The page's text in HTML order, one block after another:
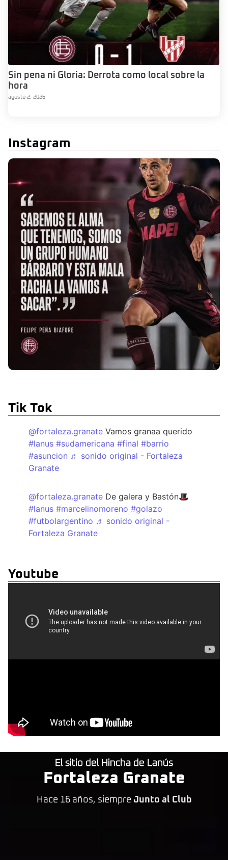
Sin pena ni Gloria: Derrota como local sobre la
hora
agosto 2, 2026
Instagram
Tik Tok
@fortaleza.granate Vamos granaa querido
#lanus #sudamericana #final #barrio
#asuncion ♬ sonido original - Fortaleza
Granate
@fortaleza.granate De galera y Bastón🎩
#lanus #marcelinomoreno #golazo
#futbolargentino ♬ sonido original -
Fortaleza Granate
Youtube
El sitio del Hincha de Lanús
Fortaleza Granate
Hace 16 años, siempre Junto al Club